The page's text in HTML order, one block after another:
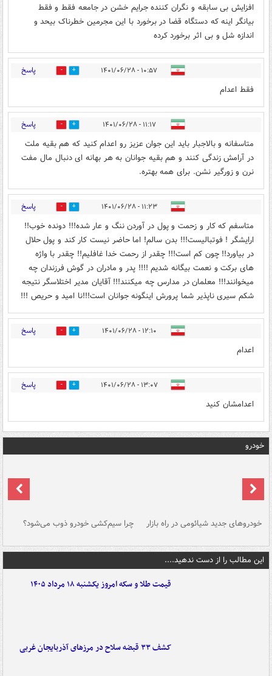
افزایش بی سابقه و نگران کننده جرایم خشن در جامعه فقط و فقط
بیانگر اینه که دستگاه قضا در برخورد با این مجرمین خطرناک بیحد و
اندازه شل و بی اثر برخورد کرده
۱۰:۵۷ - ۱۴۰۱/۰۶/۲۸ 7 پاسخ
فقط اعدام
۱۱:۱۷ - ۱۴۰۱/۰۶/۲۸ 8 پاسخ
متاسفانه و بالاجبار باید این جوان عزیز رو اعدام کنید که هم بقیه ملت
در آرامش زندگی کنند و هم بقیه جوانان به هر بهانه ای دنبال مال مفت
نرن و زورگیر نشن. برای همه بهتره.
۱۱:۲۳ - ۱۴۰۱/۰۶/۲۸ 18 پاسخ
متاسفم که کار و زحمت و پول در آوردن ننگ و عار شده!!! دونده خوب!!
ارایشگر ! فوتبالیست!!! بدن سالم! اما حاضر نیست کار کند و پول حلال
در بیاورد!! چون کم است!!! چقدر از رحمت خدا غافلیم!! چقدر با واژه‌
های برکت و نعمت بیگانه شدیم !!!! پدر و مادران در گوش فرزندان چه
میخوانند!!! معلمان در مدارس چه میکنند!!! آقایان مدیر اختلاسگر نتیجه
شکم سیری ناپذیر شما پرورش اینگونه جوانان است!!!نا امید و حریص !!!
۱۲:۱۰ - ۱۴۰۱/۰۶/۲۸ 7 پاسخ
اعدام
۱۳:۰۷ - ۱۴۰۱/۰۶/۲۸ 3 پاسخ
اعدامشان کنید
خودرو
خودروهای جدید شیائومی در راه بازار چرا سیم‌کشی خودرو ذوب می‌شود؟
این مطالب را از دست ندهید....
قیمت طلا و سکه امروز یکشنبه ۱۸ مرداد ۱۴۰۵
کشف ۳۳ قبضه سلاح در مرزهای آذربایجان غربی